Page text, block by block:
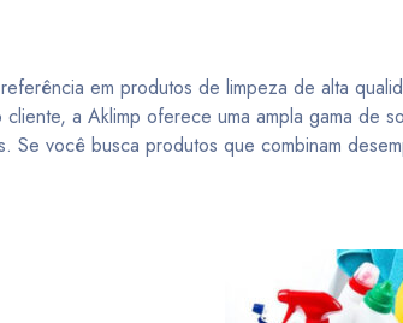
em produtos de limpeza de alta
a Aklimp oferece uma ampla gama de
Se você busca produtos que combinam